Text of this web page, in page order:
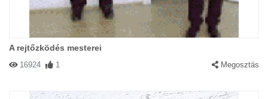
A rejtőzködés mesterei
16924 1 Megosztás